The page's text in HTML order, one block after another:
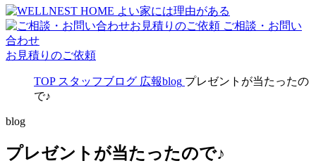
ご相談・お問い
合わせ
お見積りのご依頼
TOP スタッフブログ 広報blog プレゼントが当たったの
で♪
blog
プレゼントが当たったので♪